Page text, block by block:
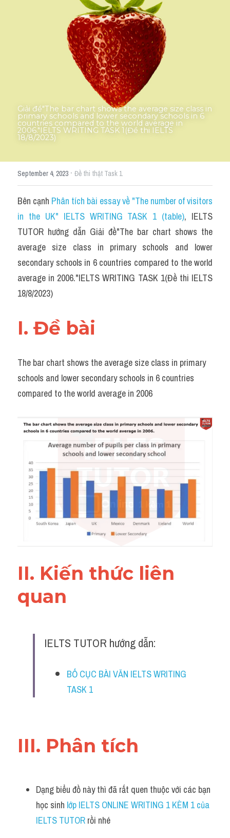
Đề writing theo topic
Pie
Line graph
Bar chart
Đề thi thật IELTS GENERAL
Task 2
Từ vựng theo topic
Từ vựng theo Topic
Map
Environment
Đề thi thật Task 1
Process
Task 1
Đề thi IELTS thật
IELTS Advice
Listening
Thành tích học viên
Giải đề"The bar chart shows the average size class in
primary schools and lower secondary schools in 6
countries compared to the world average in
2006."IELTS WRITING TASK 1(Đề thi IELTS
18/8/2023)
September 4, 2023 · Đề thi thật Task 1
Bên cạnh Phân tích bài essay về "The number of visitors
in the UK" IELTS WRITING TASK 1 (table), IELTS
TUTOR hướng dẫn Giải đề"The bar chart shows the
average size class in primary schools and lower
secondary schools in 6 countries compared to the world
average in 2006."IELTS WRITING TASK 1(Đề thi IELTS
18/8/2023)
I. Đề bài
The bar chart shows the average size class in primary
schools and lower secondary schools in 6 countries
compared to the world average in 2006
II. Kiến thức liên
quan
IELTS TUTOR hướng dẫn:
BỐ CỤC BÀI VĂN IELTS WRITING
TASK 1
III. Phân tích
Dạng biểu đồ này thì đã rất quen thuộc với các bạn
học sinh lớp IELTS ONLINE WRITING 1 KÈM 1 của
IELTS TUTOR rồi nhé